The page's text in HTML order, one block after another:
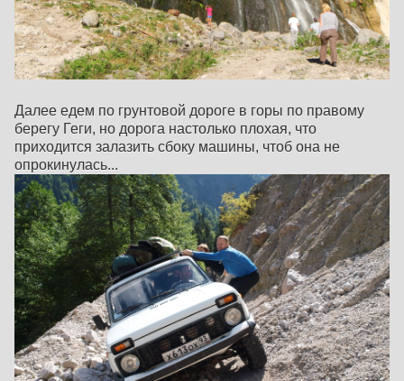
Далее едем по грунтовой дороге в горы по правому
берегу Геги, но дорога настолько плохая, что
приходится залазить сбоку машины, чтоб она не
опрокинулась...